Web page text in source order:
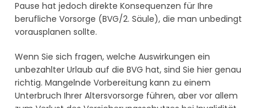
Pause hat jedoch direkte Konsequenzen für Ihre
berufliche Vorsorge (BVG/2. Säule), die man unbedingt
vorausplanen sollte.
Wenn Sie sich fragen, welche Auswirkungen ein
unbezahlter Urlaub auf die BVG hat, sind Sie hier genau
richtig. Mangelnde Vorbereitung kann zu einem
Unterbruch Ihrer Altersvorsorge führen, aber vor allem